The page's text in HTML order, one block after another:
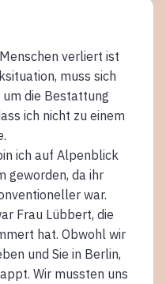
verliert ist
muss sich
die Bestattung
ich nicht zu einem
ich auf Alpenblick
geworden, da ihr
war.
Frau Lübbert, die
hat. Obwohl wir
und Sie in Berlin,
Wir mussten uns